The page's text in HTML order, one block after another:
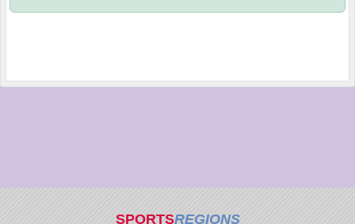
SPORTSREGIONS